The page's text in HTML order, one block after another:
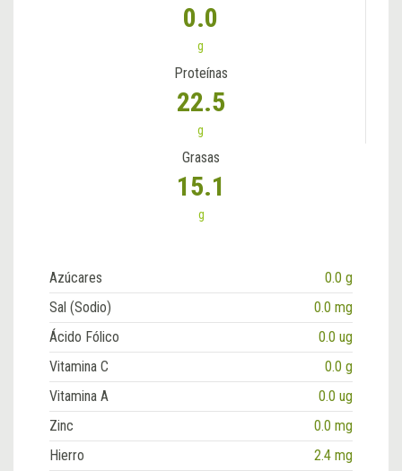
0.0
g
Proteínas
22.5
g
Grasas
15.1
g
Azúcares
0.0 g
Sal (Sodio)
0.0 mg
Ácido Fólico
0.0 ug
Vitamina C
0.0 g
Vitamina A
0.0 ug
Zinc
0.0 mg
Hierro
2.4 mg